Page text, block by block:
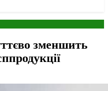
зменшить